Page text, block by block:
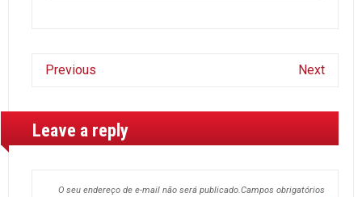
Previous Next
Leave a reply
O seu endereço de e-mail não será publicado.Campos obrigatórios